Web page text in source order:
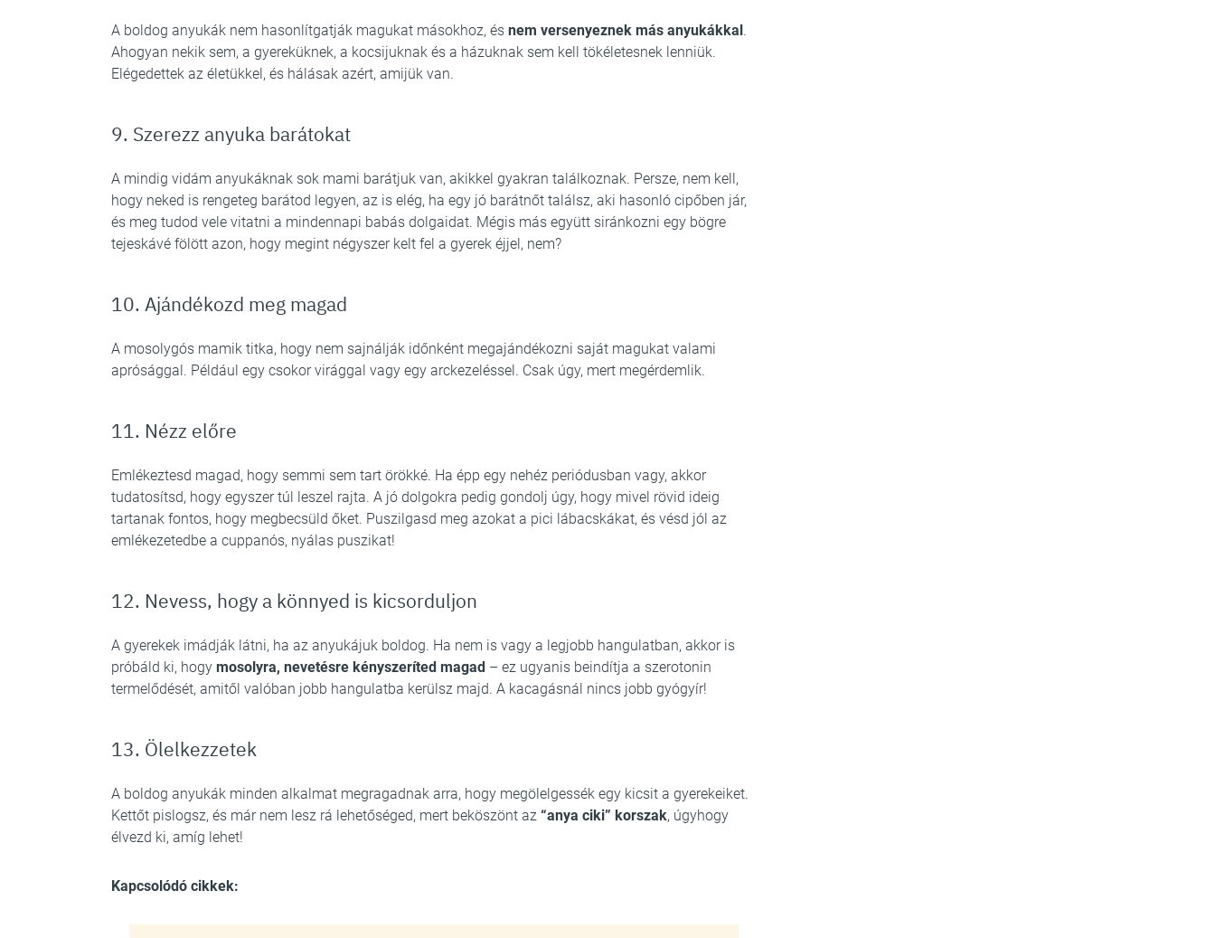
A boldog anyukák nem hasonlítgatják magukat másokhoz, és nem versenyeznek más anyukákkal.
Ahogyan nekik sem, a gyereküknek, a kocsijuknak és a házuknak sem kell tökéletesnek lenniük.
Elégedettek az életükkel, és hálásak azért, amijük van.
9. Szerezz anyuka barátokat
A mindig vidám anyukáknak sok mami barátjuk van, akikkel gyakran találkoznak. Persze, nem kell,
hogy neked is rengeteg barátod legyen, az is elég, ha egy jó barátnőt találsz, aki hasonló cipőben jár,
és meg tudod vele vitatni a mindennapi babás dolgaidat. Mégis más együtt siránkozni egy bögre
tejeskávé fölött azon, hogy megint négyszer kelt fel a gyerek éjjel, nem?
10. Ajándékozd meg magad
A mosolygós mamik titka, hogy nem sajnálják időnként megajándékozni saját magukat valami
aprósággal. Például egy csokor virággal vagy egy arckezeléssel. Csak úgy, mert megérdemlik.
11. Nézz előre
Emlékeztesd magad, hogy semmi sem tart örökké. Ha épp egy nehéz periódusban vagy, akkor
tudatosítsd, hogy egyszer túl leszel rajta. A jó dolgokra pedig gondolj úgy, hogy mivel rövid ideig
tartanak fontos, hogy megbecsüld őket. Puszilgasd meg azokat a pici lábacskákat, és vésd jól az
emlékezetedbe a cuppanós, nyálas puszikat!
12. Nevess, hogy a könnyed is kicsorduljon
A gyerekek imádják látni, ha az anyukájuk boldog. Ha nem is vagy a legjobb hangulatban, akkor is
próbáld ki, hogy mosolyra, nevetésre kényszeríted magad – ez ugyanis beindítja a szerotonin
termelődését, amitől valóban jobb hangulatba kerülsz majd. A kacagásnál nincs jobb gyógyír!
13. Ölelkezzetek
A boldog anyukák minden alkalmat megragadnak arra, hogy megölelgessék egy kicsit a gyerekeiket.
Kettőt pislogsz, és már nem lesz rá lehetőséged, mert beköszönt az “anya ciki” korszak, úgyhogy
élvezd ki, amíg lehet!
Kapcsolódó cikkek: